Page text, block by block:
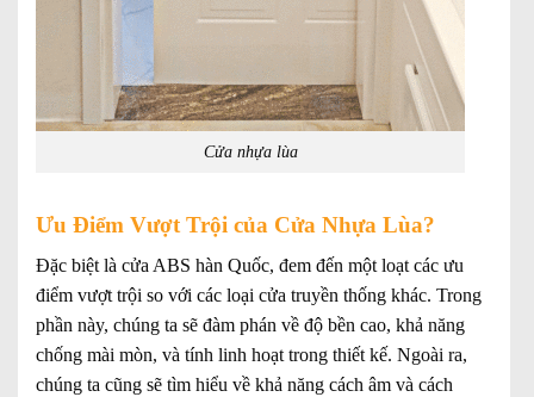
Cửa nhựa lùa
Ưu Điểm Vượt Trội của Cửa Nhựa Lùa?
Đặc biệt là cửa ABS hàn Quốc, đem đến một loạt các ưu
điểm vượt trội so với các loại cửa truyền thống khác. Trong
phần này, chúng ta sẽ đàm phán về độ bền cao, khả năng
chống mài mòn, và tính linh hoạt trong thiết kế. Ngoài ra,
chúng ta cũng sẽ tìm hiểu về khả năng cách âm và cách